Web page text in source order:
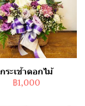
กระเช้าดอกไม้
฿1,000